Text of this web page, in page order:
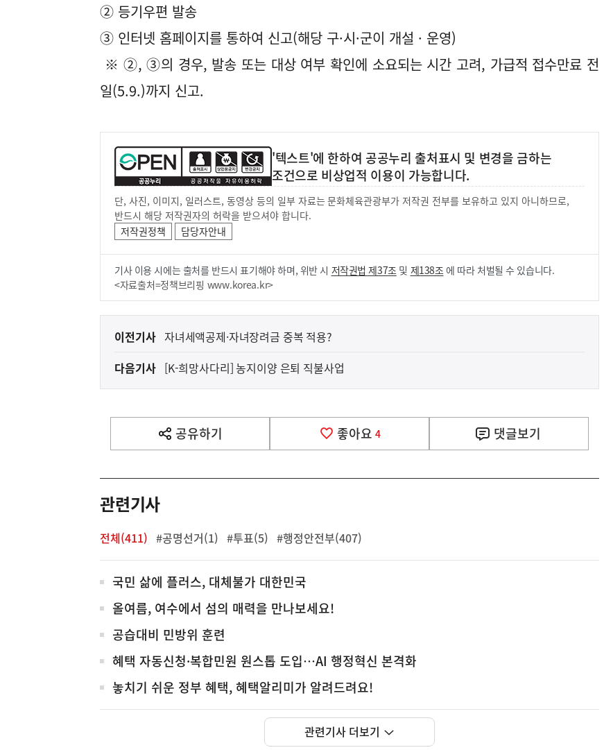
② 등기우편 발송
③ 인터넷 홈페이지를 통하여 신고(해당 구·시·군이 개설 · 운영)
※ ②, ③의 경우, 발송 또는 대상 여부 확인에 소요되는 시간 고려, 가급적 접수만료 전
일(5.9.)까지 신고.
'텍스트'에 한하여 공공누리 출처표시 및 변경을 금하는
조건으로 비상업적 이용이 가능합니다.
단, 사진, 이미지, 일러스트, 동영상 등의 일부 자료는 문화체육관광부가 저작권 전부를 보유하고 있지 아니하므로,
반드시 해당 저작권자의 허락을 받으셔야 합니다.
저작권정책
담당자안내
기사 이용 시에는 출처를 반드시 표기해야 하며, 위반 시 저작권법 제37조및 제138조에 따라 처벌될 수 있습니다.
<자료출처=정책브리핑 www.korea.kr>
이
다
음
기
영
역
이전기사 자녀세액공제·자녀장려금 중복 적용?
다음기사 [K-희망사다리] 농지이양 은퇴 직불사업
공유하기
열
기
좋아요 4 댓글보기
관련기사
전체(411) #공명선거(1) #투표(5) #행정안전부(407)
전
체
국민 삶에 플러스, 대체불가 대한민국
올여름, 여수에서 섬의 매력을 만나보세요!
공습대비 민방위 훈련
혜택 자동신청·복합민원 원스톱 도입…AI 행정혁신 본격화
놓치기 쉬운 정부 혜택, 혜택알리미가 알려드려요!
관련기사 더보기